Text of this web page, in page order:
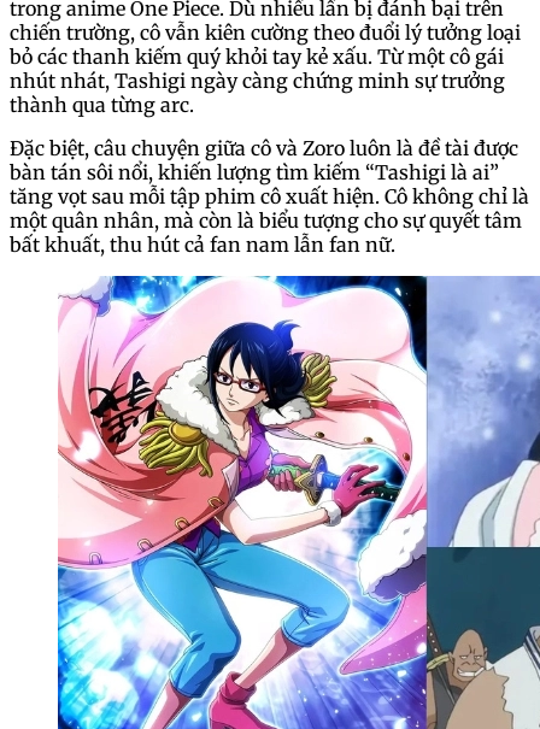
trong anime One Piece. Dù nhiều lần bị đánh bại trên
chiến trường, cô vẫn kiên cường theo đuổi lý tưởng loại
bỏ các thanh kiếm quý khỏi tay kẻ xấu. Từ một cô gái
nhút nhát, Tashigi ngày càng chứng minh sự trưởng
thành qua từng arc.
Đặc biệt, câu chuyện giữa cô và Zoro luôn là đề tài được
bàn tán sôi nổi, khiến lượng tìm kiếm “Tashigi là ai”
tăng vọt sau mỗi tập phim cô xuất hiện. Cô không chỉ là
một quân nhân, mà còn là biểu tượng cho sự quyết tâm
bất khuất, thu hút cả fan nam lẫn fan nữ.